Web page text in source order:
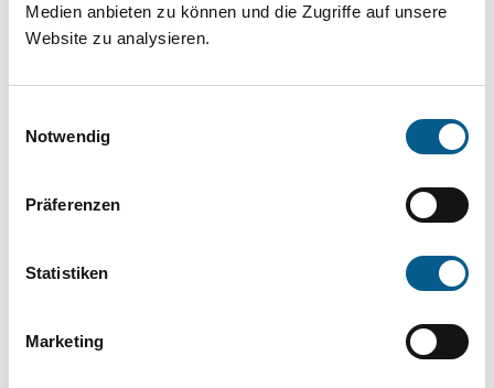
Medien anbieten zu können und die Zugriffe auf unsere
Website zu analysieren.
Notwendig
Präferenzen
Statistiken
Marketing
Suche bitte die Groß- und Kleinschreibung
beachten.
können durch die Wahl von Bereichen oder